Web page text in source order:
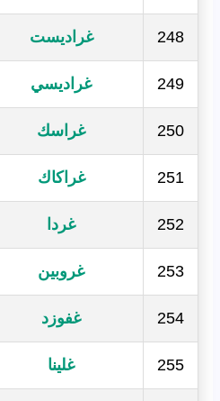
248 غراديست
249 غراديسي
250 غراسك
251 غراكاك
252 غردا
253 غروبين
254 غفوزد
255 غلينا